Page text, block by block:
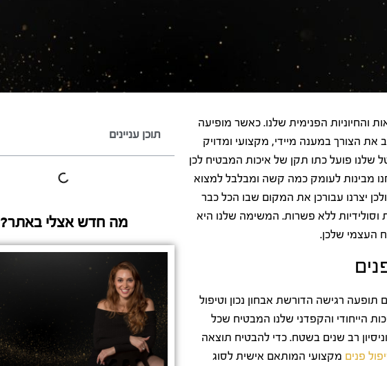
והחיוניות הפנימית שלנו. כאשר מופיעה
הצורך במענה מיידי, מקצועי ומדויק
הנפשי ואת המראה הזוהר והנקי. מאז שנת 2007 הפורטל שלנו פועל כתו תקן של איכות המבטיח לכן
מבינות לעומק כמה קשה ומבלבל למצוא
יצרנו עבורכן את המקום שבו הכל כבר
וסולידיות ללא פשרות. המשימה שלנו היא
העצמי שלכן.
רגישה הדורשת אבחון נכון וטיפול
הייחודי והקפדני שלנו המבטיח שכל
רב שנים בשטח. כדי להבטיח תוצאה
פנים מקצועי המותאם אישית לסוג
תוכן עניינים
מה חדש אצלי באתר?